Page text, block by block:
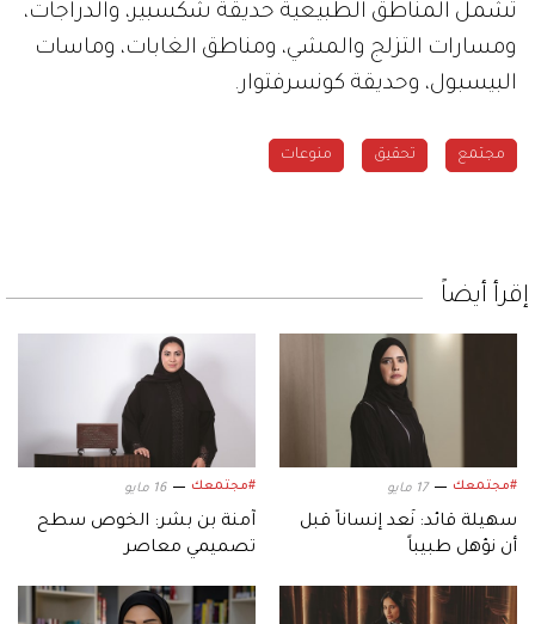
تشمل المناطق الطبيعية حديقة شكسبير، والدراجات،
ومسارات التزلج والمشي، ومناطق الغابات، وماسات
البيسبول، وحديقة كونسرفتوار.
مجتمع تحقيق منوعات
إقرأ أيضاً
#مجتمعك 17 مايو
سهيلة قائد: نُعد إنساناً قبل
أن نؤهل طبيباً
#مجتمعك 16 مايو
آمنة بن بشر: الخوص سطح
تصميمي معاصر